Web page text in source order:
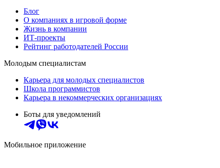
Блог
О компаниях в игровой форме
Жизнь в компании
ИТ-проекты
Рейтинг работодателей России
Молодым специалистам
Карьера для молодых специалистов
Школа программистов
Карьера в некоммерческих организациях
Боты для уведомлений
Мобильное приложение